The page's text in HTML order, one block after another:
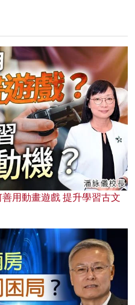
用動畫遊戲 提升學習古文